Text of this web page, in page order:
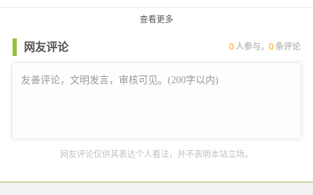
查看更多
网友评论 0 人参与，0条评论
网友评论仅供其表达个人看法，并不表明本站立场。